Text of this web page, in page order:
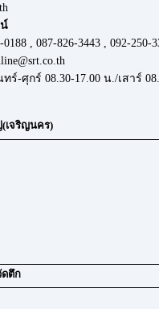
, 087-826-3443 , 092-250-
ร์-ศุกร์ 08.30-17.00 น./เสาร์
เจริญนคร)
ตึก